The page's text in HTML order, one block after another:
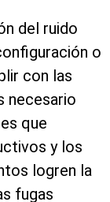
del ruido
o
con las
necesario
que
y los
logren la
fugas